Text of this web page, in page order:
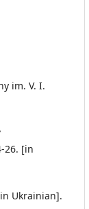
im. V. I.
26. [in
Ukrainian].